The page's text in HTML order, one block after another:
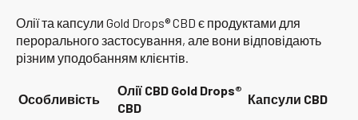
Олії та капсули Gold Drops® CBD є продуктами для
перорального застосування, але вони відповідають
різним уподобанням клієнтів.
Особливість
Олії CBD Gold Drops®
CBD
Капсули CBD